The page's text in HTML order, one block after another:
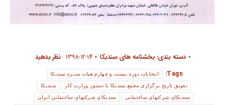
دسته بندی: بخشنامه های سندیکا ۱۳۹۸-۱۲-۱۴ نظر بدهید
Tags:
انتخابات دوره بیست و چهارم هیات مدیره سندیکا
تعویق تاریخ برگزاری مجمع سندیکا با دستور وزارت کار سندیکا
سندیکای شرکتهای ساختمانی سندیکای شرکتهای ساختمانی ایران